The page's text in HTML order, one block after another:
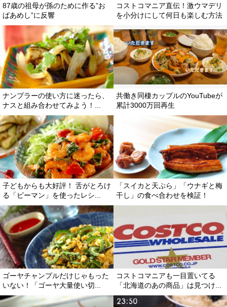
87歳の祖母が孫のために作る”お
ばあめし”に反響
コストコマニア直伝！激ウマデリ
を小分けにして何日も楽しむ方法
ナンプラーの使い方に迷ったら、
ナスと組み合わせてみよう！...
共働き同棲カップルのYouTubeが
累計3000万回再生
子どもからも大好評！ 舌がとろけ
る「ピーマン」を使ったレシ...
「スイカと天ぷら」「ウナギと梅
干し」の食べ合わせを検証！
ゴーヤチャンプルだけじゃもった
いない！「ゴーヤ大量使い切...
コストコマニアも一目置いてる
「北海道のあの商品」は見つけ...